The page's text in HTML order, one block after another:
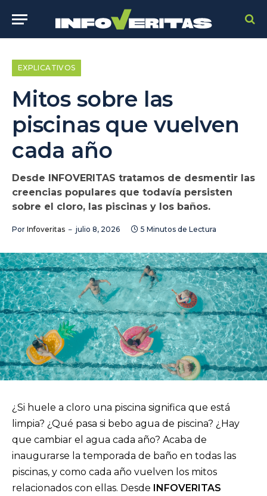
EXPLICATIVOS
Mitos sobre las
piscinas que vuelven
cada año
Desde INFOVERITAS tratamos de desmentir las
creencias populares que todavía persisten
sobre el cloro, las piscinas y los baños.
Por Infoveritas julio 8, 2026 5 Minutos de Lectura
¿Si huele a cloro una piscina significa que está
limpia? ¿Qué pasa si bebo agua de piscina? ¿Hay
que cambiar el agua cada año? Acaba de
inaugurarse la temporada de baño en todas las
piscinas, y como cada año vuelven los mitos
relacionados con ellas. Desde
INFOVERITAS